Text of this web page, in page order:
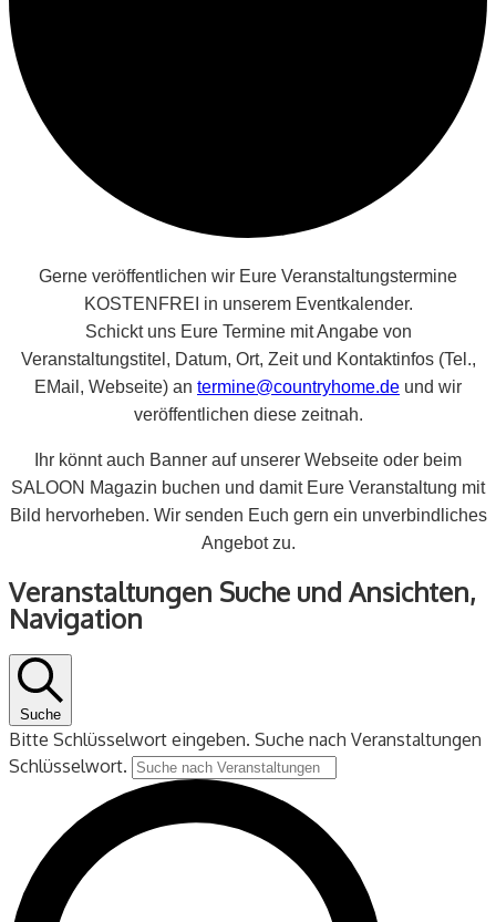
Gerne veröffentlichen wir Eure Veranstaltungstermine
KOSTENFREI in unserem Eventkalender.
Schickt uns Eure Termine mit Angabe von
Veranstaltungstitel, Datum, Ort, Zeit und Kontaktinfos (Tel.,
EMail, Webseite) an termine@countryhome.de und wir
veröffentlichen diese zeitnah.
Ihr könnt auch Banner auf unserer Webseite oder beim
SALOON Magazin buchen und damit Eure Veranstaltung mit
Bild hervorheben. Wir senden Euch gern ein unverbindliches
Angebot zu.
Veranstaltungen
Veranstaltungen Suche und Ansichten,
Navigation
Suche
Bitte Schlüsselwort eingeben. Suche nach Veranstaltungen
Schlüsselwort.